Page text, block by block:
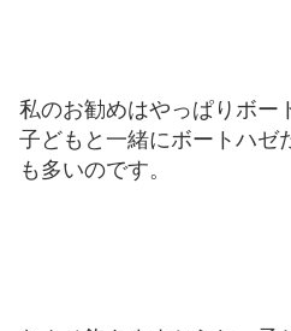
私のお勧めはやっぱりボー
子どもと一緒にボートハゼ
も多いのです。